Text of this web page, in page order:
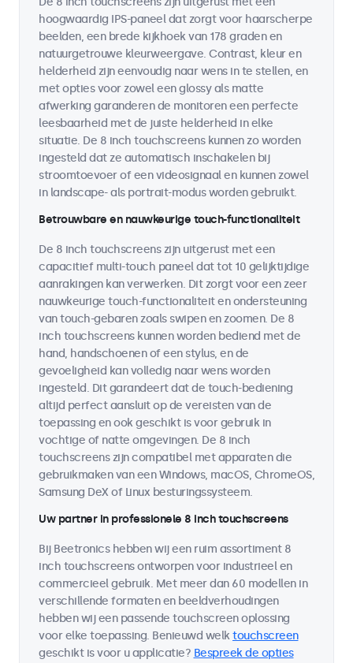
hoogwaardig IPS-paneel dat zorgt voor haarscherpe
beelden, een brede kijkhoek van 178 graden en
natuurgetrouwe kleurweergave. Contrast, kleur en
helderheid zijn eenvoudig naar wens in te stellen, en
met opties voor zowel een glossy als matte
afwerking garanderen de monitoren een perfecte
leesbaarheid met de juiste helderheid in elke
situatie. De 8 inch touchscreens kunnen zo worden
ingesteld dat ze automatisch inschakelen bij
stroomtoevoer of een videosignaal en kunnen zowel
in landscape- als portrait-modus worden gebruikt.
Betrouwbare en nauwkeurige touch-functionaliteit
De 8 inch touchscreens zijn uitgerust met een
capacitief multi-touch paneel dat tot 10 gelijktijdige
aanrakingen kan verwerken. Dit zorgt voor een zeer
nauwkeurige touch-functionaliteit en ondersteuning
van touch-gebaren zoals swipen en zoomen. De 8
inch touchscreens kunnen worden bediend met de
hand, handschoenen of een stylus, en de
gevoeligheid kan volledig naar wens worden
ingesteld. Dit garandeert dat de touch-bediening
altijd perfect aansluit op de vereisten van de
toepassing en ook geschikt is voor gebruik in
vochtige of natte omgevingen. De 8 inch
touchscreens zijn compatibel met apparaten die
gebruikmaken van een Windows, macOS, ChromeOS,
Samsung DeX of Linux besturingssysteem.
Uw partner in professionele 8 inch touchscreens
Bij Beetronics hebben wij een ruim assortiment 8
inch touchscreens ontworpen voor industrieel en
commercieel gebruik. Met meer dan 60 modellen in
verschillende formaten en beeldverhoudingen
hebben wij een passende touchscreen oplossing
voor elke toepassing. Benieuwd welktouchscreen
geschikt is voor u applicatie? Bespreek de opties